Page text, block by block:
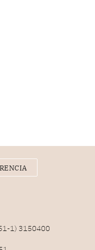
1) 3150400